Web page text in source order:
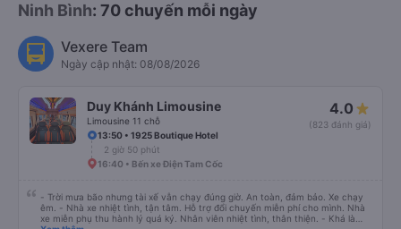
Ninh Bình: 70 chuyến mỗi ngày
Vexere Team
Ngày cập nhật: 08/08/2026
Duy Khánh Limousine
Limousine 11 chỗ
4.0
(823 đánh giá)
13:50 • 1925 Boutique Hotel
2 giờ 50 phút
16:40 • Bến xe Điện Tam Cốc
- Trời mưa bão nhưng tài xế vẫn chạy đúng giờ. An toàn, đảm bảo. Xe chạy
êm. - Nhà xe nhiệt tình, tận tâm. Hỗ trợ đổi chuyến miễn phí cho mình. Nhà
xe miễn phụ thu hành lý quá ký. Nhân viên nhiệt tình, thân thiện. - Khá là